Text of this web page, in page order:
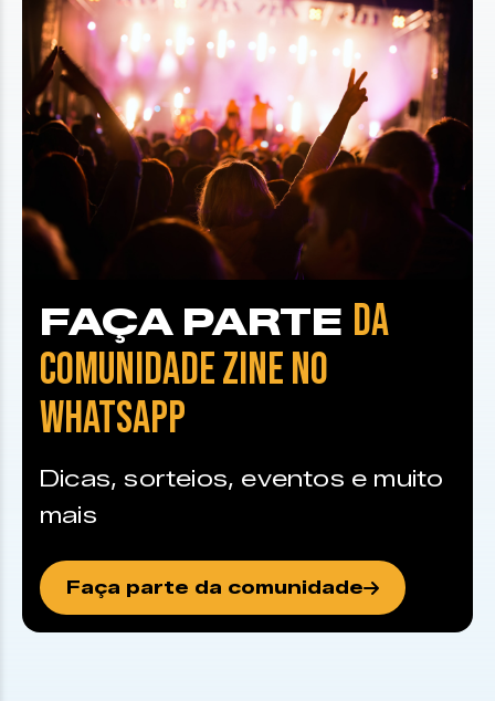
FAÇA PARTE DA
COMUNIDADE ZINE NO
WHATSAPP
Dicas, sorteios, eventos e muito
mais
Faça parte da comunidade